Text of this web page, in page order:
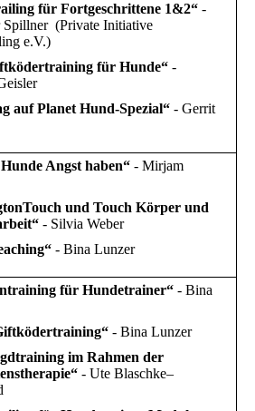
für Fortgeschrittene 1&2“ -
Spillner (Private Initiative
e.V.)
für Hunde“ -
auf Planet Hund-Spezial“ - Gerrit
Angst haben“ - Mirjam
und Touch Körper und
- Silvia Weber
- Bina Lunzer
für Hundetrainer“ - Bina
- Bina Lunzer
im Rahmen der
- Ute Blaschke–